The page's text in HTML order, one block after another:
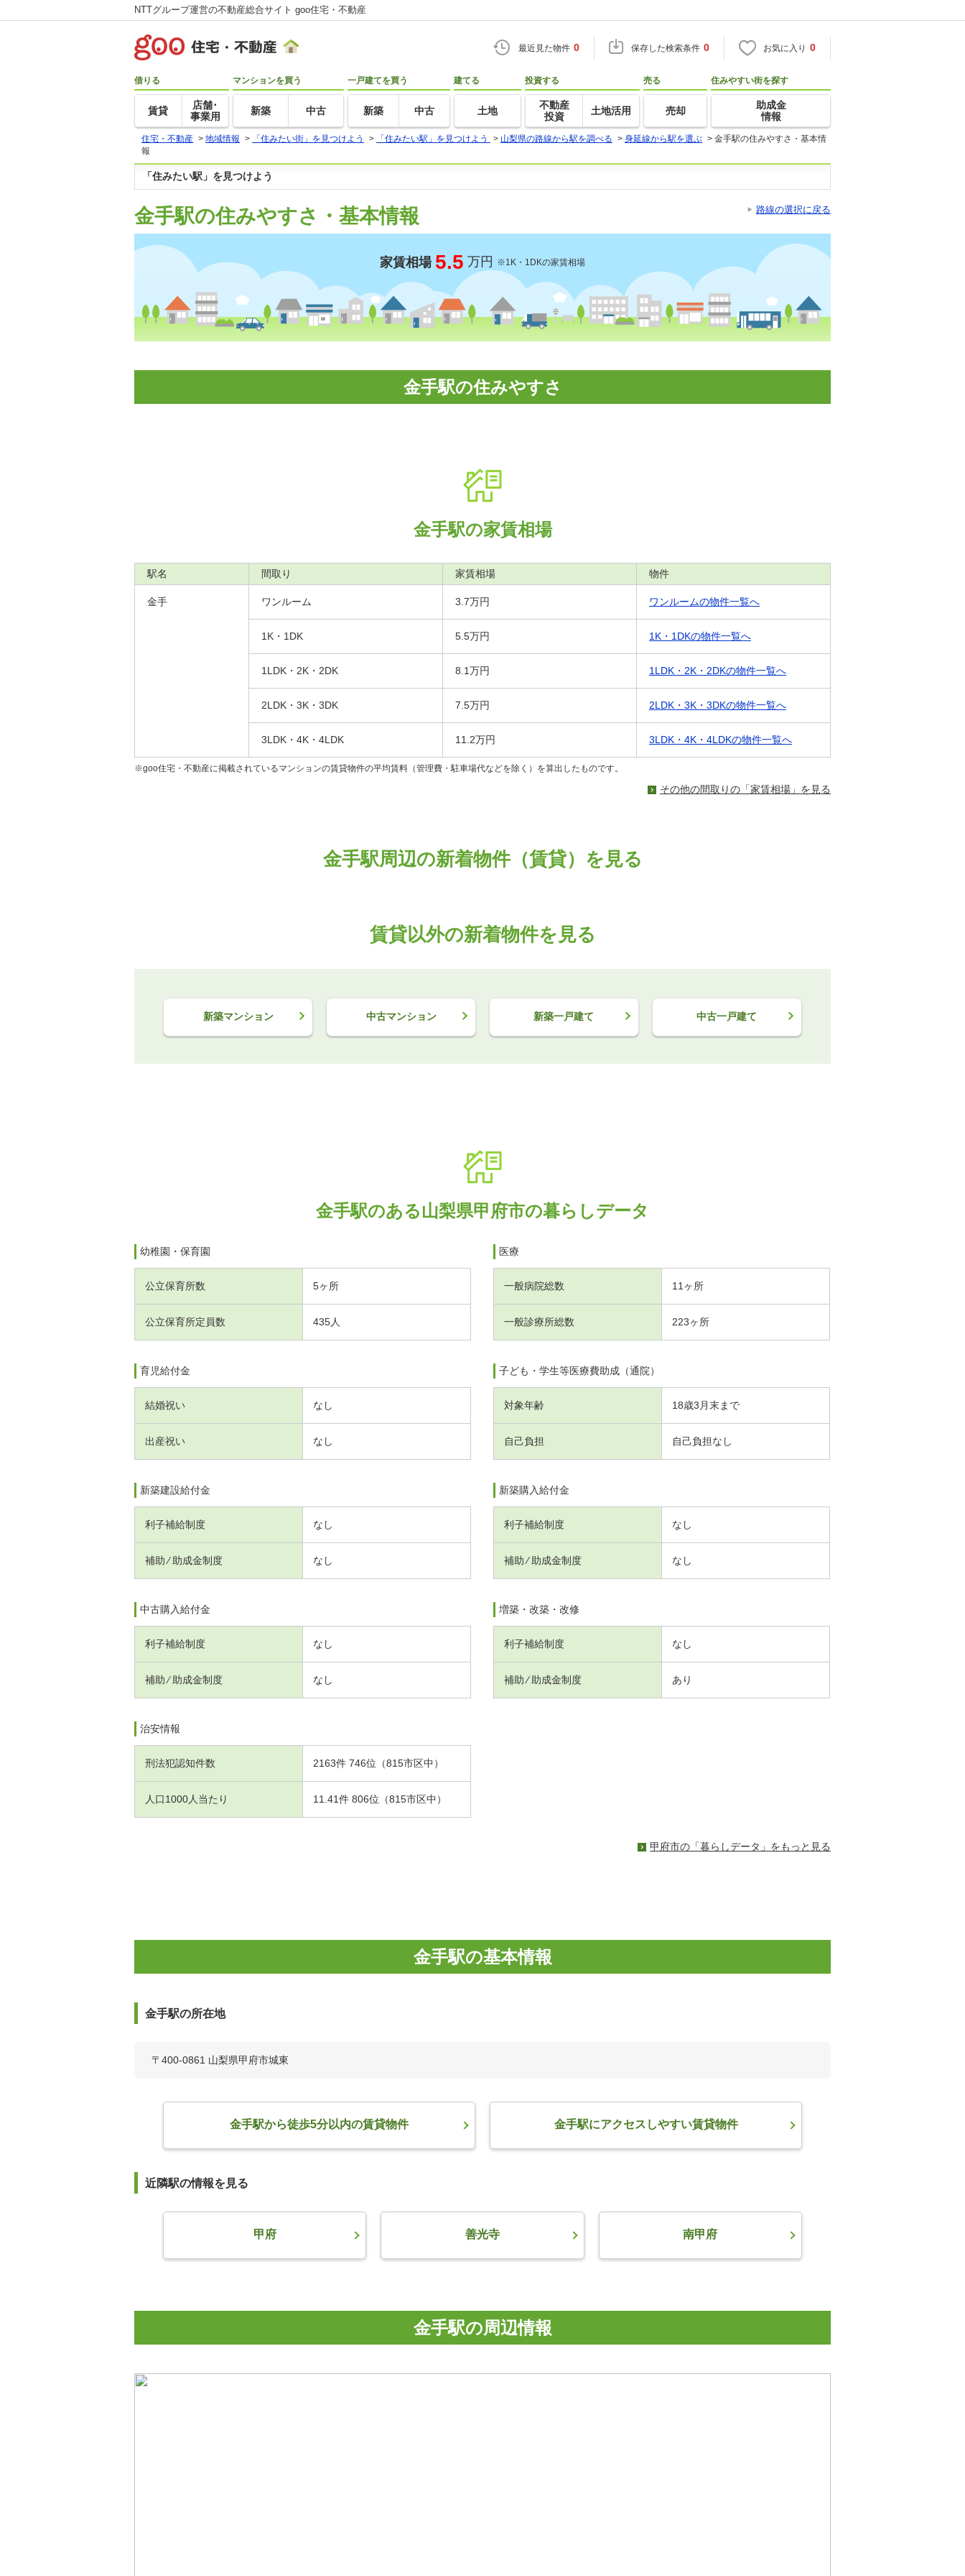
NTTグループ運営の不動産総合サイト goo住宅・不動産
最近見た物件 0 保存した検索条件 0 お気に入り 0
借りる
賃貸
店舗･
事業用
マンションを買う
新築 中古
一戸建てを買う
新築 中古
建てる
土地
投資する
不動産
投資
土地活用
売る
売却
住みやすい街を探す
助成金
情報
住宅・不動産 > 地域情報 > 「住みたい街」を見つけよう > 「住みたい駅」を見つけよう > 山梨県の路線から駅を調べる > 身延線から駅を選ぶ > 金手駅の住みやすさ・基本情
報
「住みたい駅」を見つけよう
金手駅の住みやすさ・基本情報 路線の選択に戻る
家賃相場 5.5 万円 ※1K・1DKの家賃相場
金手駅の住みやすさ
金手駅の家賃相場
駅名 間取り 家賃相場 物件
金手 ワンルーム 3.7万円 ワンルームの物件一覧へ
1K・1DK 5.5万円 1K・1DKの物件一覧へ
1LDK・2K・2DK 8.1万円 1LDK・2K・2DKの物件一覧へ
2LDK・3K・3DK 7.5万円 2LDK・3K・3DKの物件一覧へ
3LDK・4K・4LDK 11.2万円 3LDK・4K・4LDKの物件一覧へ
※goo住宅・不動産に掲載されているマンションの賃貸物件の平均賃料（管理費・駐車場代などを除く）を算出したものです。
その他の間取りの「家賃相場」を見る
金手駅周辺の新着物件（賃貸）を見る
賃貸以外の新着物件を見る
新築マンション 中古マンション 新築一戸建て 中古一戸建て
金手駅のある山梨県甲府市の暮らしデータ
幼稚園・保育園
公立保育所数 5ヶ所
公立保育所定員数 435人
医療
一般病院総数 11ヶ所
一般診療所総数 223ヶ所
育児給付金
結婚祝い なし
出産祝い なし
子ども・学生等医療費助成（通院）
対象年齢 18歳3月末まで
自己負担 自己負担なし
新築建設給付金
利子補給制度 なし
補助 ⁄ 助成金制度 なし
新築購入給付金
利子補給制度 なし
補助 ⁄ 助成金制度 なし
中古購入給付金
利子補給制度 なし
補助 ⁄ 助成金制度 なし
増築・改築・改修
利子補給制度 なし
補助 ⁄ 助成金制度 あり
治安情報
刑法犯認知件数 2163件 746位（815市区中）
人口1000人当たり 11.41件 806位（815市区中）
甲府市の「暮らしデータ」をもっと見る
金手駅の基本情報
金手駅の所在地
〒400-0861 山梨県甲府市城東
金手駅から徒歩5分以内の賃貸物件 金手駅にアクセスしやすい賃貸物件
近隣駅の情報を見る
甲府 善光寺 南甲府
金手駅の周辺情報